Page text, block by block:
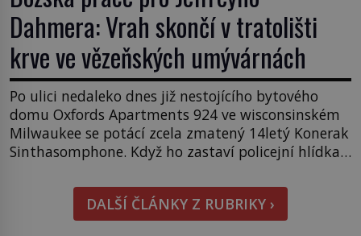
Dahmera: Vrah skončí v tratolišti
krve ve vězeňských umývárnách
Po ulici nedaleko dnes již nestojícího bytového
domu Oxfords Apartments 924 ve wisconsinském
Milwaukee se potácí zcela zmatený 14letý Konerak
Sinthasomphone. Když ho zastaví policejní hlídka,
Strážníci ho dopraví zpět do udaného bytu. Oním
„kamarádem“ je ovšem jeden z nejslavnějších
vrahů, Jeffrey Dahmer (1960–1994). Je 27. května
DALŠÍ ČLÁNKY Z RUBRIKY ›